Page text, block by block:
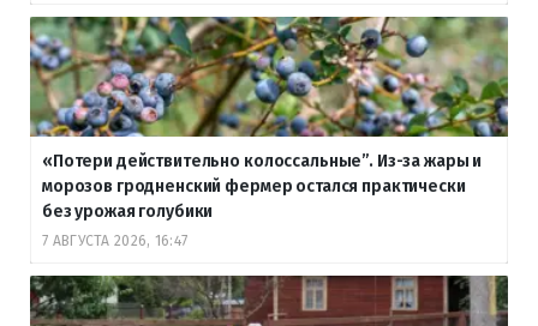
«Потери действительно колоссальные”. Из-за жары и
морозов гродненский фермер остался практически
без урожая голубики
7 АВГУСТА 2026, 16:47